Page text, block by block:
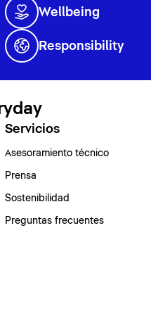
Wellbeing
Responsibility
Servicios
Asesoramiento técnico
Prensa
Sostenibilidad
Preguntas frecuentes